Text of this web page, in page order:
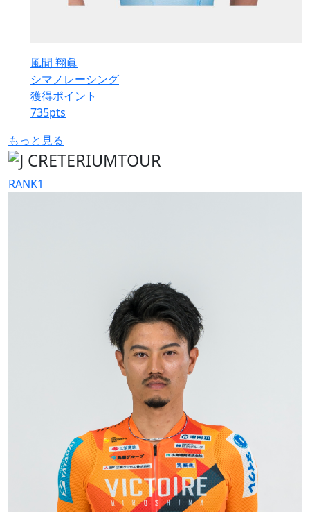
風間 翔眞
シマノレーシング
獲得ポイント
735pts
もっと見る
RANK1